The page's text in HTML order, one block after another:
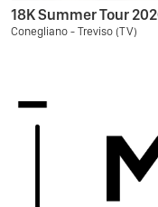
18K Summer Tour
Conegliano - Treviso (TV)